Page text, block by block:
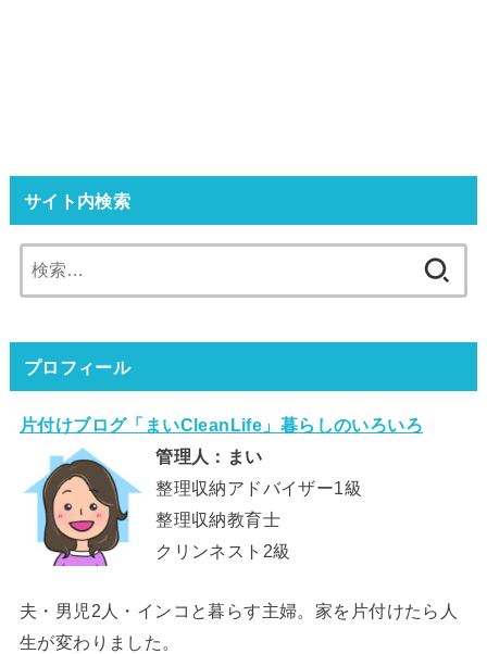
サイト内検索
索:
プロフィール
片付けブログ「まいCleanLife」暮らしのいろいろ
管理人：まい
整理収納アドバイザー1級
整理収納教育士
クリンネスト2級
夫・男児2人・インコと暮らす主婦。家を片付けたら人
生が変わりました。